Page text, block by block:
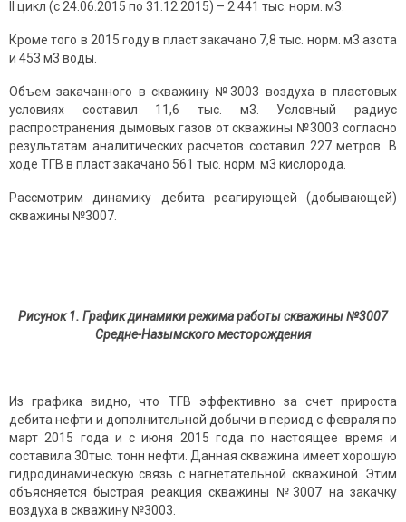
II цикл (с 24.06.2015 по 31.12.2015) – 2 441 тыс. норм. м3.
Кроме того в 2015 году в пласт закачано 7,8 тыс. норм. м3 азота
и 453 м3 воды.
Объем закачанного в скважину №3003 воздуха в пластовых
условиях составил 11,6 тыс. м3. Условный радиус
распространения дымовых газов от скважины №3003 согласно
результатам аналитических расчетов составил 227 метров. В
ходе ТГВ в пласт закачано 561 тыс. норм. м3 кислорода.
Рассмотрим динамику дебита реагирующей (добывающей)
скважины №3007.
Рисунок 1. График динамики режима работы скважины №3007
Средне-Назымского месторождения
Из графика видно, что ТГВ эффективно за счет прироста
дебита нефти и дополнительной добычи в период с февраля по
март 2015 года и с июня 2015 года по настоящее время и
составила 30тыс. тонн нефти. Данная скважина имеет хорошую
гидродинамическую связь с нагнетательной скважиной. Этим
объясняется быстрая реакция скважины №3007 на закачку
воздуха в скважину №3003.